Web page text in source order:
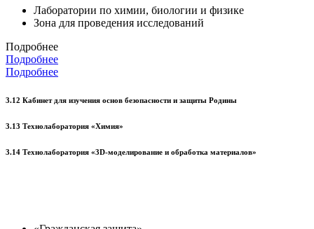
Лаборатории по химии, биологии и физике
Зона для проведения исследований
Подробнее
Подробнее
Подробнее
3.12 Кабинет для изучения основ безопасности и защиты Родины
3.13 Технолаборатория «Химия»
3.14 Технолаборатория «3D-моделирование и обработка материалов»